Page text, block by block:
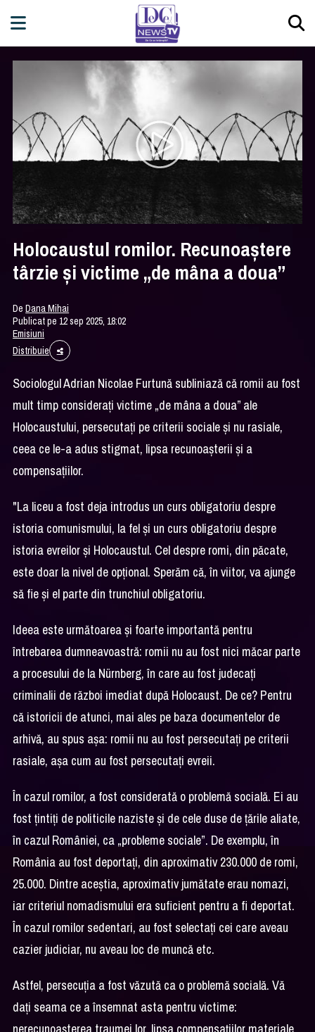
Holocaustul romilor. Recunoaștere
târzie și victime „de mâna a doua”
DeDana Mihai
Publicat pe 12 sep 2025, 18:02
Emisiuni
Distribuie
Sociologul Adrian Nicolae Furtună subliniază că romii au fost
mult timp considerați victime „de mâna a doua” ale
Holocaustului, persecutați pe criterii sociale și nu rasiale,
ceea ce le-a adus stigmat, lipsa recunoașterii și a
compensațiilor.
"La liceu a fost deja introdus un curs obligatoriu despre
istoria comunismului, la fel și un curs obligatoriu despre
istoria evreilor și Holocaustul. Cel despre romi, din păcate,
este doar la nivel de opțional. Sperăm că, în viitor, va ajunge
să fie și el parte din trunchiul obligatoriu.
Ideea este următoarea și foarte importantă pentru
întrebarea dumneavoastră: romii nu au fost nici măcar parte
a procesului de la Nürnberg, în care au fost judecați
criminalii de război imediat după Holocaust. De ce? Pentru
că istoricii de atunci, mai ales pe baza documentelor de
arhivă, au spus așa: romii nu au fost persecutați pe criterii
rasiale, așa cum au fost persecutați evreii.
În cazul romilor, a fost considerată o problemă socială. Ei au
fost țintiți de politicile naziste și de cele duse de țările aliate,
în cazul României, ca „probleme sociale”. De exemplu, în
România au fost deportați, din aproximativ 230.000 de romi,
25.000. Dintre aceștia, aproximativ jumătate erau nomazi,
iar criteriul nomadismului era suficient pentru a fi deportat.
În cazul romilor sedentari, au fost selectați cei care aveau
cazier judiciar, nu aveau loc de muncă etc.
Astfel, persecuția a fost văzută ca o problemă socială. Vă
dați seama ce a însemnat asta pentru victime: